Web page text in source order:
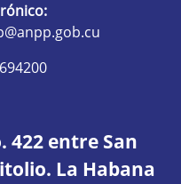
422 entre San
La Habana